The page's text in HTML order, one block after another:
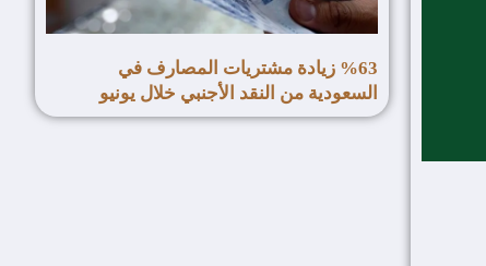
%63 زيادة مشتريات المصارف في
السعودية من النقد الأجنبي خلال يونيو